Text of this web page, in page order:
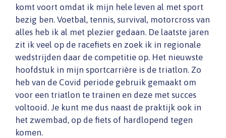
komt voort omdat ik mijn hele leven al met sport
bezig ben. Voetbal, tennis, survival, motorcross van
alles heb ik al met plezier gedaan. De laatste jaren
zit ik veel op de racefiets en zoek ik in regionale
wedstrijden daar de competitie op. Het nieuwste
hoofdstuk in mijn sportcarrière is de triatlon. Zo
heb van de Covid periode gebruik gemaakt om
voor een triatlon te trainen en deze met succes
voltooid. Je kunt me dus naast de praktijk ook in
het zwembad, op de fiets of hardlopend tegen
komen.